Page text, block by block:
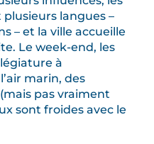
langues –
– et la ville accueille
Le week-end, les
à
marin, des
pas vraiment
sont froides avec le